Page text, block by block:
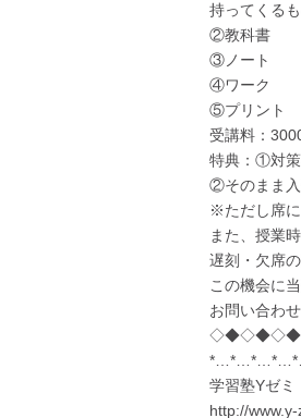
持ってくる
②教科書
③ノート
④ワーク
⑤プリント
受講料：
特典：①対策
②そのまま入
※ただし席に
また、授業
遅刻・欠席
この機会に
お問い合わ
学習塾Yゼミ
http://